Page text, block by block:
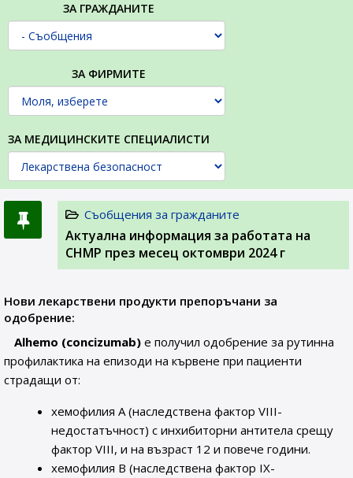
ЗА ГРАЖДАНИТЕ
ЗА ФИРМИТЕ
ЗА МЕДИЦИНСКИТЕ СПЕЦИАЛИСТИ
Съобщения за гражданите
Актуална информация за работата на
CHMP през месец октомври 2024 г
Нови лекарствени продукти препоръчани за
одобрение:
Alhemo (concizumab) е получил одобрение за рутинна
профилактика на епизоди на кървене при пациенти
страдащи от:
хемофилия А (наследствена фактор VIII-
недостатъчност) с инхибиторни антитела срещу
фактор VIII, и на възраст 12 и повече години.
хемофилия В (наследствена фактор IX-